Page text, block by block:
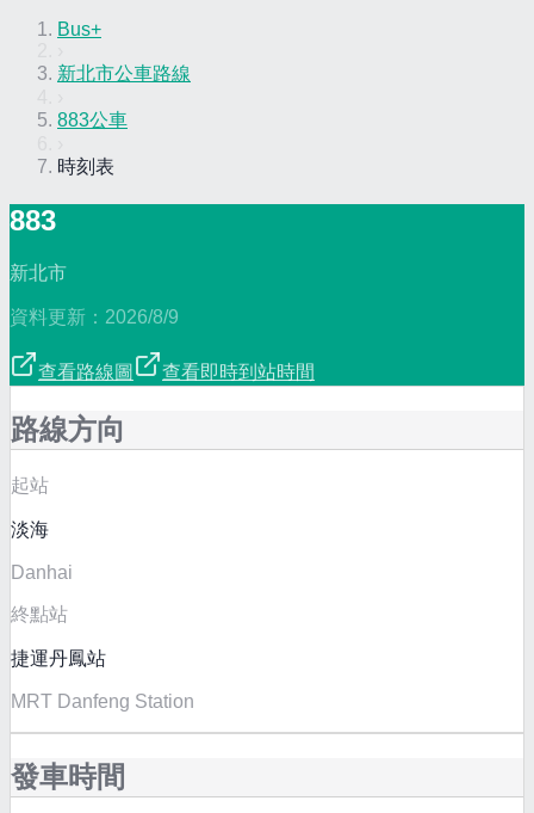
Bus+
新北市公車路線
883公車
時刻表
883
新北市
資料更新： 2026/8/9
查看路線圖 查看即時到站時間
路線方向
起站
淡海
Danhai
終點站
捷運丹鳳站
MRT Danfeng Station
發車時間